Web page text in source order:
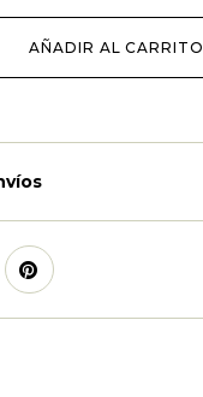
AÑADIR AL CARRITO